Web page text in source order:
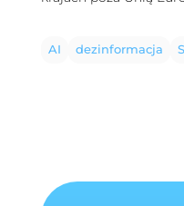
AI dezinformacja